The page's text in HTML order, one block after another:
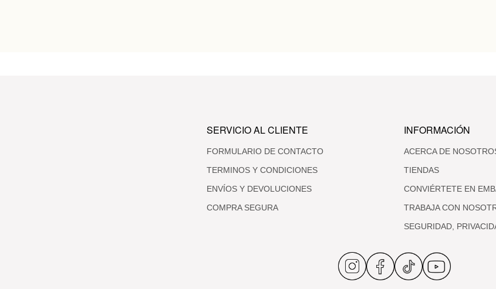
SERVICIO AL CLIENTE
FORMULARIO DE CONTACTO
TERMINOS Y CONDICIONES
ENVÍOS Y DEVOLUCIONES
COMPRA SEGURA
INFORMACIÓN
ACERCA DE
TIENDAS
CONVIÉRTETE EN
TRABAJA CON
SEGURIDAD,